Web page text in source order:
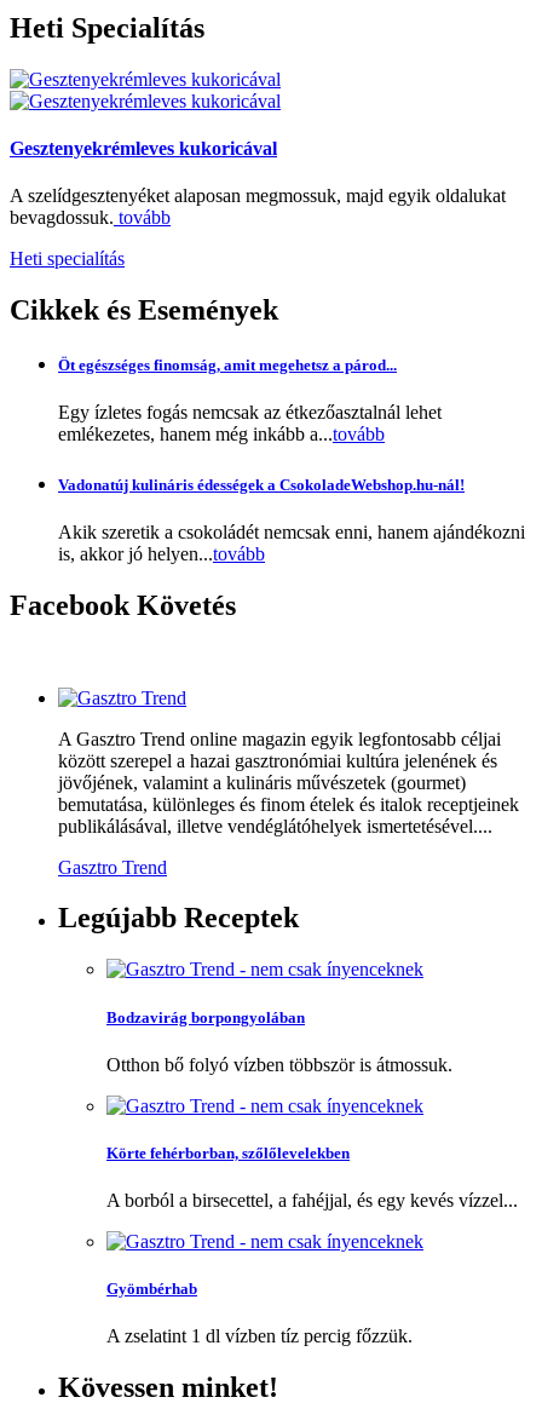
Heti Specialítás
Gesztenyekrémleves kukoricával
A szelídgesztenyéket alaposan megmossuk, majd egyik oldalukat
bevagdossuk. tovább
Heti specialítás
Cikkek és Események
Öt egészséges finomság, amit megehetsz a párod...
Egy ízletes fogás nemcsak az étkezőasztalnál lehet
emlékezetes, hanem még inkább a...tovább
Vadonatúj kulináris édességek a CsokoladeWebshop.hu-nál!
Akik szeretik a csokoládét nemcsak enni, hanem ajándékozni
is, akkor jó helyen...tovább
Facebook Követés
A Gasztro Trend online magazin egyik legfontosabb céljai
között szerepel a hazai gasztronómiai kultúra jelenének és
jövőjének, valamint a kulináris művészetek (gourmet)
bemutatása, különleges és finom ételek és italok receptjeinek
publikálásával, illetve vendéglátóhelyek ismertetésével....
Gasztro Trend
Legújabb Receptek
Bodzavirág borpongyolában
Otthon bő folyó vízben többször is átmossuk.
Körte fehérborban, szőlőlevelekben
A borból a birsecettel, a fahéjjal, és egy kevés vízzel...
Gyömbérhab
A zselatint 1 dl vízben tíz percig főzzük.
Kövessen minket!